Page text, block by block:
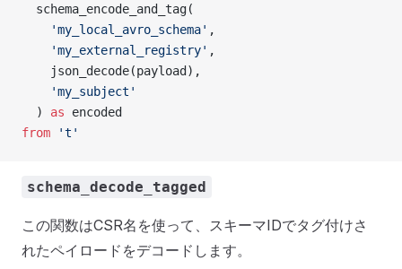
  schema_encode_and_tag(
    'my_local_avro_schema'
,
    'my_external_registry'
,
    json_decode(payload),
    'my_subject'
  )
as encoded
from 't'
schema_decode_tagged
この関数はCSR名を使って、スキーマIDでタグ付けさ
れたペイロードをデコードします。